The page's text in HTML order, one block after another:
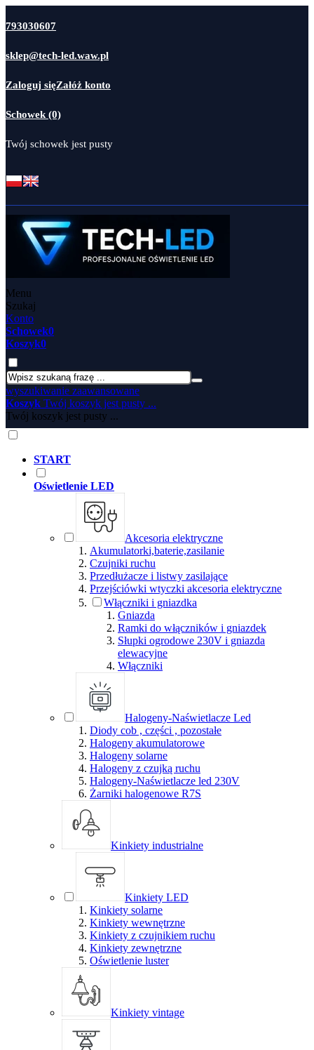
793030607
sklep@tech-led.waw.pl
Zaloguj sięZałóż konto
Schowek (0)
Twój schowek jest pusty
Menu
Szukaj
Konto
Schowek0
Koszyk0
wyszukiwanie zaawansowane
Koszyk Twój koszyk jest pusty ...
Twój koszyk jest pusty ...
START
Oświetlenie LED
Akcesoria elektryczne
Akumulatorki,baterie,zasilanie
Czujniki ruchu
Przedłużacze i listwy zasilające
Przejściówki wtyczki akcesoria elektryczne
Włączniki i gniazdka
Gniazda
Ramki do włączników i gniazdek
Słupki ogrodowe 230V i gniazda
elewacyjne
Włączniki
Halogeny-Naświetlacze Led
Diody cob , części , pozostałe
Halogeny akumulatorowe
Halogeny solarne
Halogeny z czujką ruchu
Halogeny-Naświetlacze led 230V
Żarniki halogenowe R7S
Kinkiety industrialne
Kinkiety LED
Kinkiety solarne
Kinkiety wewnętrzne
Kinkiety z czujnikiem ruchu
Kinkiety zewnętrzne
Oświetlenie luster
Kinkiety vintage